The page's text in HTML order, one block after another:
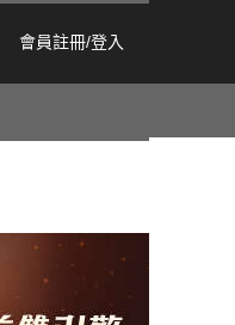
會員註冊/登入